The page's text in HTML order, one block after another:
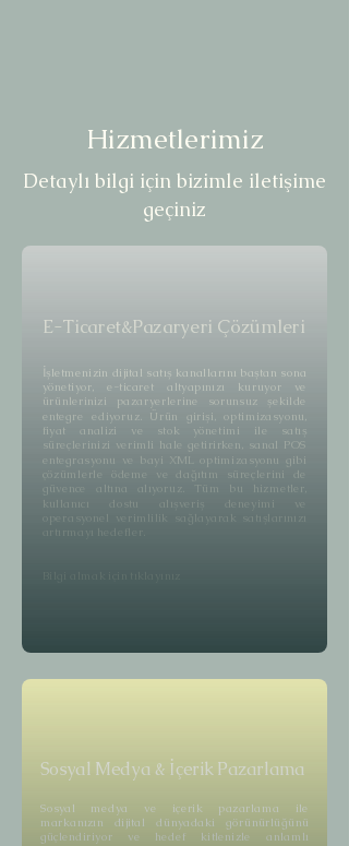
Hizmetlerimiz
Detaylı bilgi için bizimle iletişime
geçiniz
E-Ticaret&Pazaryeri Çözümleri
İşletmenizin dijital satış kanallarını baştan sona
yönetiyor, e-ticaret altyapınızı kuruyor ve
ürünlerinizi pazaryerlerine sorunsuz şekilde
entegre ediyoruz. Ürün girişi, optimizasyonu,
fiyat analizi ve stok yönetimi ile satış
süreçlerinizi verimli hale getirirken, sanal POS
entegrasyonu ve bayi XML optimizasyonu gibi
çözümlerle ödeme ve dağıtım süreçlerini de
güvence altına alıyoruz. Tüm bu hizmetler,
kullanıcı dostu alışveriş deneyimi ve
operasyonel verimlilik sağlayarak satışlarınızı
artırmayı hedefler.
Sosyal Medya & İçerik Pazarlama
Sosyal medya ve içerik pazarlama ile
markanızın dijital dünyadaki görünürlüğünü
güçlendiriyor ve hedef kitlenizle anlamlı